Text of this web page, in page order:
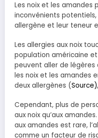
Les noix et les amandes
inconvénients
allergène et leur teneur
Les allergies aux noix
population américaine
peuvent aller de légères
les noix et les amandes
deux allergènes (Source),
Cependant, plus de
aux noix qu’aux
aux amandes est rare,
comme un facteur de